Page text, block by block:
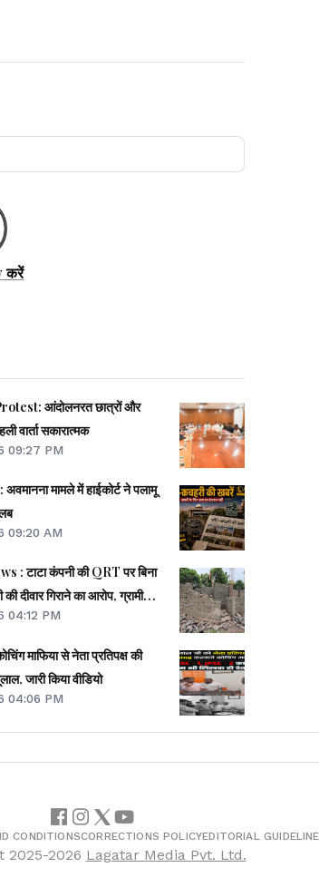
करें
आंदोलनरत छात्रों और
वार्ता सकारात्मक
09:27 PM
09:20 AM
: टाटा कंपनी की QRT पर बिना
दीवार गिराने का आरोप, ग्रामीणों में
04:12 PM
माफिया से नेता प्रतिपक्ष की
जारी किया वीडियो
04:06 PM
CONDITIONSCORRECTIONS POLICYEDITORIAL
2025-2026 Lagatar Media Pvt. Ltd.